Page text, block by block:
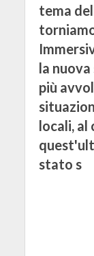
tema
la
più
locali, al
stato s